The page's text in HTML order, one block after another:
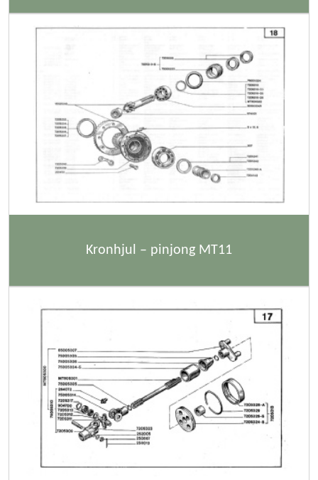
Kronhjul – pinjong MT11